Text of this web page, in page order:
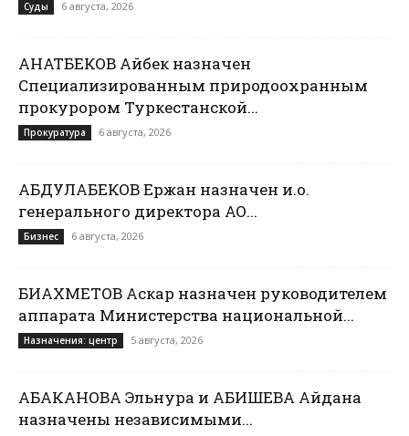
Суды 6 августа, 2026
ҚАНАТБЕКОВ Айбек назначен
Специализированным природоохранным
прокурором Туркестанской...
Прокуратура 6 августа, 2026
АБДУЛАБЕКОВ Ержан назначен и.о.
генерального директора АО...
Бизнес 6 августа, 2026
БИАХМЕТОВ Аскар назначен руководителем
аппарата Министерства национальной...
Назначения: центр 5 августа, 2026
АБАКАНОВА Эльнура и АБИШЕВА Айдана
назначены независимыми...